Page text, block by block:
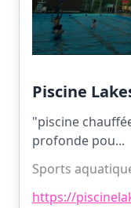
Piscine
"piscine
profonde pou...
Sports
https://